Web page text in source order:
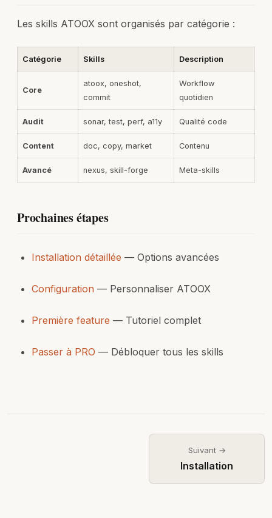
Les skills ATOOX sont organisés par catégorie :
Catégorie Skills Description
Core
atoox, oneshot,
commit
Workflow
quotidien
Audit sonar, test, perf, a11y Qualité code
Content doc, copy, market Contenu
Avancé nexus, skill-forge Meta-skills
Prochaines étapes
Installation détaillée — Options avancées
Configuration — Personnaliser ATOOX
Première feature — Tutoriel complet
Passer à PRO — Débloquer tous les skills
Suivant →
Installation